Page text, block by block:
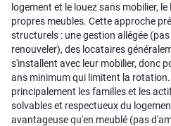
logement et le louez sans mobilier,
propres meubles. Cette approche
structurels : une gestion allégée
renouveler), des locataires
s'installent avec leur mobilier, donc
ans minimum qui limitent la
principalement les familles et les
solvables et respectueux du
avantageuse qu'en meublé (pas